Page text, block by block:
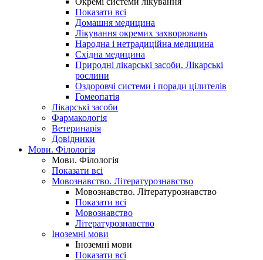
Показати всі
Домашня медицина
Лікування окремих захворювань
Народна і нетрадиційна медицина
Східна медицина
Природні лікарські засоби. Лікарські
рослини
Оздоровчі системи і поради цілителів
Гомеопатія
Лікарські засоби
Фармакологія
Ветеринарія
Довідники
Мови. Філологія
Мови. Філологія
Показати всі
Мовознавство. Літературознавство
Мовознавство. Літературознавство
Показати всі
Мовознавство
Літературознавство
Іноземні мови
Іноземні мови
Показати всі